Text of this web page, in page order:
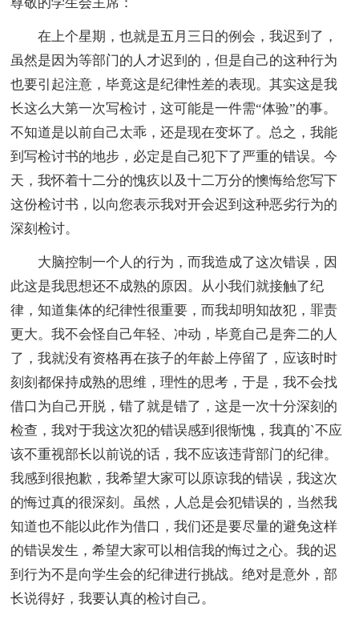
在上个星期，也就是五月三日的例会，我迟到了，
虽然是因为等部门的人才迟到的，但是自己的这种行为
也要引起注意，毕竟这是纪律性差的表现。其实这是我
长这么大第一次写检讨，这可能是一件需“体验”的事。
不知道是以前自己太乖，还是现在变坏了。总之，我能
到写检讨书的地步，必定是自己犯下了严重的错误。今
天，我怀着十二分的愧疚以及十二万分的懊悔给您写下
这份检讨书，以向您表示我对开会迟到这种恶劣行为的
深刻检讨。
大脑控制一个人的行为，而我造成了这次错误，因
此这是我思想还不成熟的原因。从小我们就接触了纪
律，知道集体的纪律性很重要，而我却明知故犯，罪责
更大。我不会怪自己年轻、冲动，毕竟自己是奔二的人
了，我就没有资格再在孩子的年龄上停留了，应该时时
刻刻都保持成熟的思维，理性的思考，于是，我不会找
借口为自己开脱，错了就是错了，这是一次十分深刻的
检查，我对于我这次犯的错误感到很惭愧，我真的`不应
该不重视部长以前说的话，我不应该违背部门的纪律。
我感到很抱歉，我希望大家可以原谅我的错误，我这次
的悔过真的很深刻。虽然，人总是会犯错误的，当然我
知道也不能以此作为借口，我们还是要尽量的避免这样
的错误发生，希望大家可以相信我的悔过之心。我的迟
到行为不是向学生会的纪律进行挑战。绝对是意外，部
长说得好，我要认真的检讨自己。